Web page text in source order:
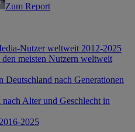
Zum Report
Nutzer weltweit 2012-2025
meisten Nutzern weltweit
Deutschland nach Generationen
Alter und Geschlecht in
2025